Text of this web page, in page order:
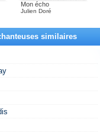
Mon écho
Julien Doré
similaires